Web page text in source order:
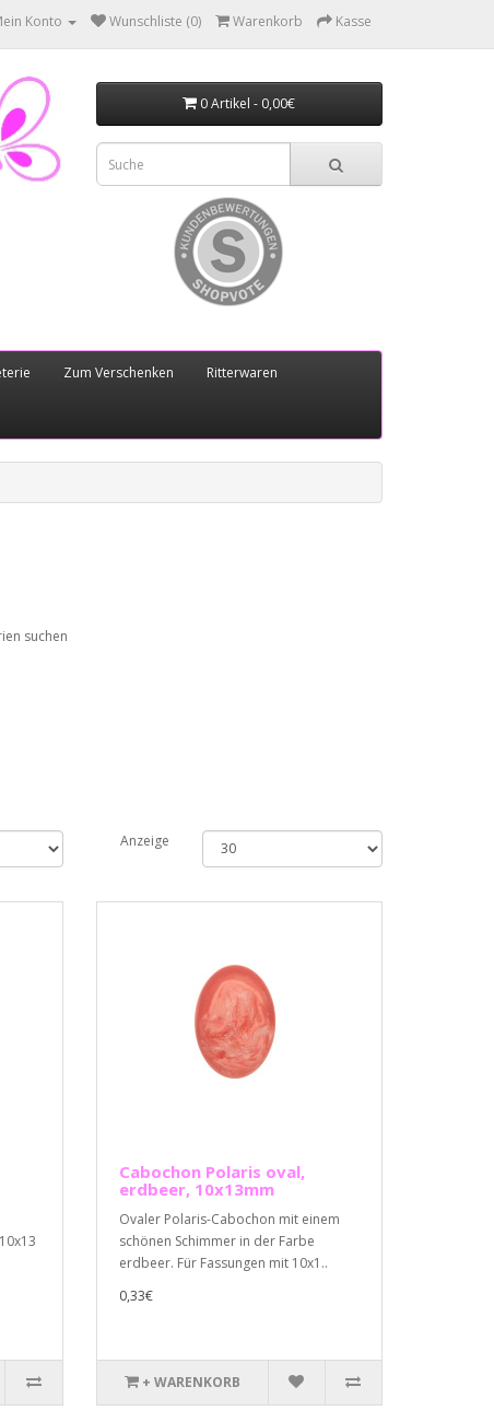
Konto Wunschliste (0) Warenkorb Kasse
0 Artikel - 0,00€
Zum Verschenken Ritterwaren
suchen
Anzeige
Cabochon Polaris oval,
erdbeer, 10x13mm
Ovaler Polaris-Cabochon mit einem
schönen Schimmer in der Farbe
erdbeer. Für Fassungen mit 10x1..
0,33€
+ WARENKORB